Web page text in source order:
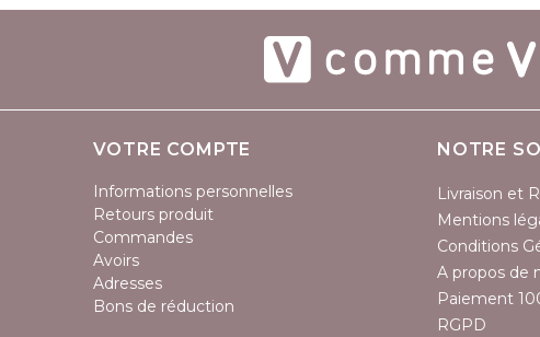
VOTRE COMPTE
Informations personnelles
Retours produit
Commandes
Avoirs
Adresses
Bons de réduction
NOTRE
Livraison et
Mentions
Conditions
A propos de
Paiement
RGPD